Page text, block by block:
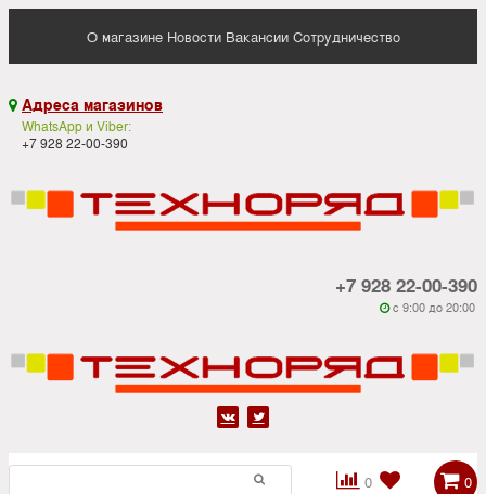
О магазине Новости Вакансии Сотрудничество
 Адреса магазинов
WhatsApp и Viber:
+7 928 22-00-390
+7 928 22-00-390
 c 9:00 до 20:00
 
0

 0